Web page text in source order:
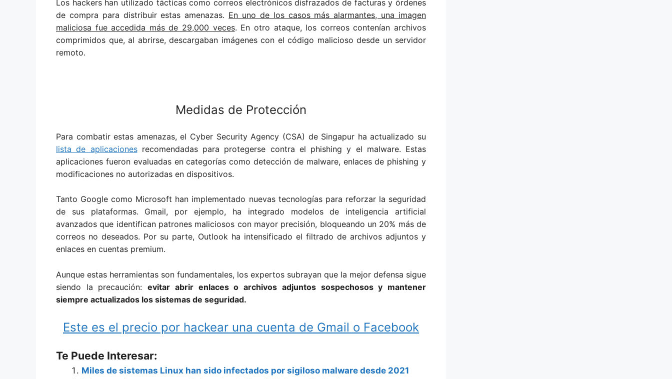
Los hackers han utilizado tácticas como correos electrónicos disfrazados de facturas y órdenes
de compra para distribuir estas amenazas. En uno de los casos más alarmantes, una imagen
maliciosa fue accedida más de 29,000 veces. En otro ataque, los correos contenían archivos
comprimidos que, al abrirse, descargaban imágenes con el código malicioso desde un servidor
remoto.
Medidas de Protección
Para combatir estas amenazas, el Cyber Security Agency (CSA) de Singapur ha actualizado su
lista de aplicacionesrecomendadas para protegerse contra el phishing y el malware. Estas
aplicaciones fueron evaluadas en categorías como detección de malware, enlaces de phishing y
modificaciones no autorizadas en dispositivos.
Tanto Google como Microsoft han implementado nuevas tecnologías para reforzar la seguridad
de sus plataformas. Gmail, por ejemplo, ha integrado modelos de inteligencia artificial
avanzados que identifican patrones maliciosos con mayor precisión, bloqueando un 20% más de
correos no deseados. Por su parte, Outlook ha intensificado el filtrado de archivos adjuntos y
enlaces en cuentas premium.
Aunque estas herramientas son fundamentales, los expertos subrayan que la mejor defensa sigue
siendo la precaución:evitar abrir enlaces o archivos adjuntos sospechosos y mantener
siempre actualizados los sistemas de seguridad.
Este es el precio por hackear una cuenta de Gmail o Facebook
Te Puede Interesar:
Miles de sistemas Linux han sido infectados por sigiloso malware desde 2021